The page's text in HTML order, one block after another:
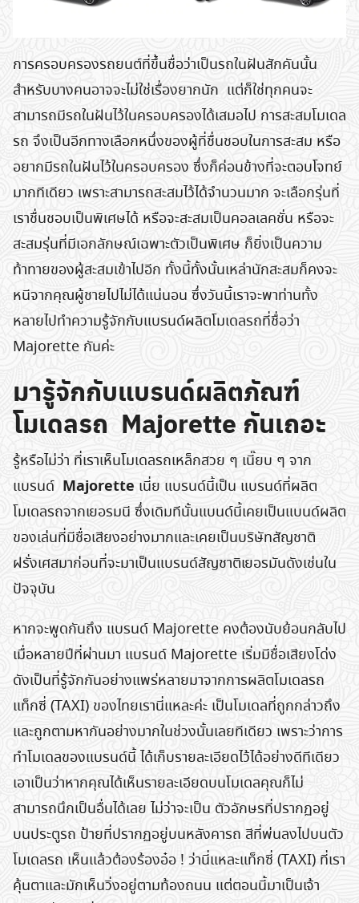
การครอบครองรถยนต์ที่ขึ้นชื่อว่าเป็นรถในฝันสักคันนั้น
สำหรับบางคนอาจจะไม่ใช่เรื่องยากนัก แต่ก็ใช่ทุกคนจะ
สามารถมีรถในฝันไว้ในครอบครองได้เสมอไป การสะสมโมเดล
รถ จึงเป็นอีกทางเลือกหนึ่งของผู้ที่ชื่นชอบในการสะสม หรือ
อยากมีรถในฝันไว้ในครอบครอง ซึ่งก็ค่อนข้างที่จะตอบโจทย์
มากทีเดียว เพราะสามารถสะสมไว้ได้จำนวนมาก จะเลือกรุ่นที่
เราชื่นชอบเป็นพิเศษได้ หรือจะสะสมเป็นคอลเลคชั่น หรือจะ
สะสมรุ่นที่มีเอกลักษณ์เฉพาะตัวเป็นพิเศษ ก็ยิ่งเป็นความ
ท้าทายของผู้สะสมเข้าไปอีก ทั้งนี้ทั้งนั้นเหล่านักสะสมก็คงจะ
หนีจากคุณผู้ชายไปไม่ได้แน่นอน ซึ่งวันนี้เราจะพาท่านทั้ง
หลายไปทำความรู้จักกับแบรนด์ผลิตโมเดลรถที่ชื่อว่า
Majorette กันค่ะ
มารู้จักกับแบรนด์ผลิตภัณฑ์
โมเดลรถ Majorette กันเถอะ
รู้หรือไม่ว่า ที่เราเห็นโมเดลรถเหล็กสวย ๆ เนี๊ยบ ๆ จาก
แบรนด์ Majorette เนี่ย แบรนด์นี้เป็น แบรนด์ที่ผลิต
โมเดลรถจากเยอรมนี ซึ่งเดิมทีนั้นแบนด์นี้เคยเป็นแบนด์ผลิต
ของเล่นที่มีชื่อเสียงอย่างมากและเคยเป็นบริษัทสัญชาติ
ฝรั่งเศสมาก่อนที่จะมาเป็นแบรนด์สัญชาติเยอรมันดังเช่นใน
ปัจจุบัน
หากจะพูดกันถึง แบรนด์ Majorette คงต้องนับย้อนกลับไป
เมื่อหลายปีที่ผ่านมา แบรนด์ Majorette เริ่มมีชื่อเสียงโด่ง
ดังเป็นที่รู้จักกันอย่างแพร่หลายมาจากการผลิตโมเดลรถ
แท็กซี่ (TAXI) ของไทยเรานี่แหละค่ะ เป็นโมเดลที่ถูกกล่าวถึง
และถูกตามหากันอย่างมากในช่วงนั้นเลยทีเดียว เพราะว่าการ
ทำโมเดลของแบรนด์นี้ ได้เก็บรายละเอียดไว้ได้อย่างดีทีเดียว
เอาเป็นว่าหากคุณได้เห็นรายละเอียดบนโมเดลคุณก็ไม่
สามารถนึกเป็นอื่นได้เลย ไม่ว่าจะเป็น ตัวอักษรที่ปรากฏอยู่
บนประตูรถ ป้ายที่ปรากฏอยู่บนหลังคารถ สีที่พ่นลงไปบนตัว
โมเดลรถ เห็นแล้วต้องร้องอ๋อ ! ว่านี่แหละแท็กซี่ (TAXI) ที่เรา
คุ้นตาและมักเห็นวิ่งอยู่ตามท้องถนน แต่ตอนนี้มาเป็นเจ้า